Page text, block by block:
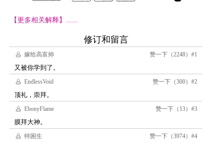
【更多相关解释】......